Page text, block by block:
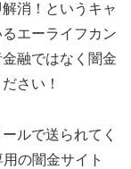
消！というキャ
エーライフカン
融ではなく闇金
さい！
ルで送られてく
の闇金サイト